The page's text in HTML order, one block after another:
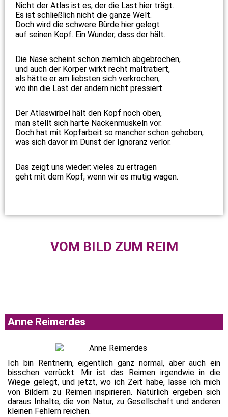
VOM BILD ZUM REIM
Nicht der Atlas ist es, der die Last hier trägt.
Es ist schließlich nicht die ganze Welt.
Doch wird die schwere Bürde hier gelegt
auf seinen Kopf. Ein Wunder, dass der hält.
Die Nase scheint schon ziemlich abgebrochen,
und auch der Körper wirkt recht malträtiert,
als hätte er am liebsten sich verkrochen,
wo ihn die Last der andern nicht pressiert.
Der Atlaswirbel hält den Kopf noch oben,
man stellt sich harte Nackenmuskeln vor.
Doch hat mit Kopfarbeit so mancher schon gehoben,
was sich davor im Dunst der Ignoranz verlor.
Das zeigt uns wieder: vieles zu ertragen
geht mit dem Kopf, wenn wir es mutig wagen.
Anne Reimerdes
Ich bin Rentnerin, eigentlich ganz normal, aber auch ein
bisschen verrückt. Mir ist das Reimen irgendwie in die
Wiege gelegt, und jetzt, wo ich Zeit habe, lasse ich mich
von Bildern zu Reimen inspirieren. Natürlich ergeben sich
daraus Inhalte, die von Natur, zu Gesellschaft und anderen
kleinen Fehlern reichen.